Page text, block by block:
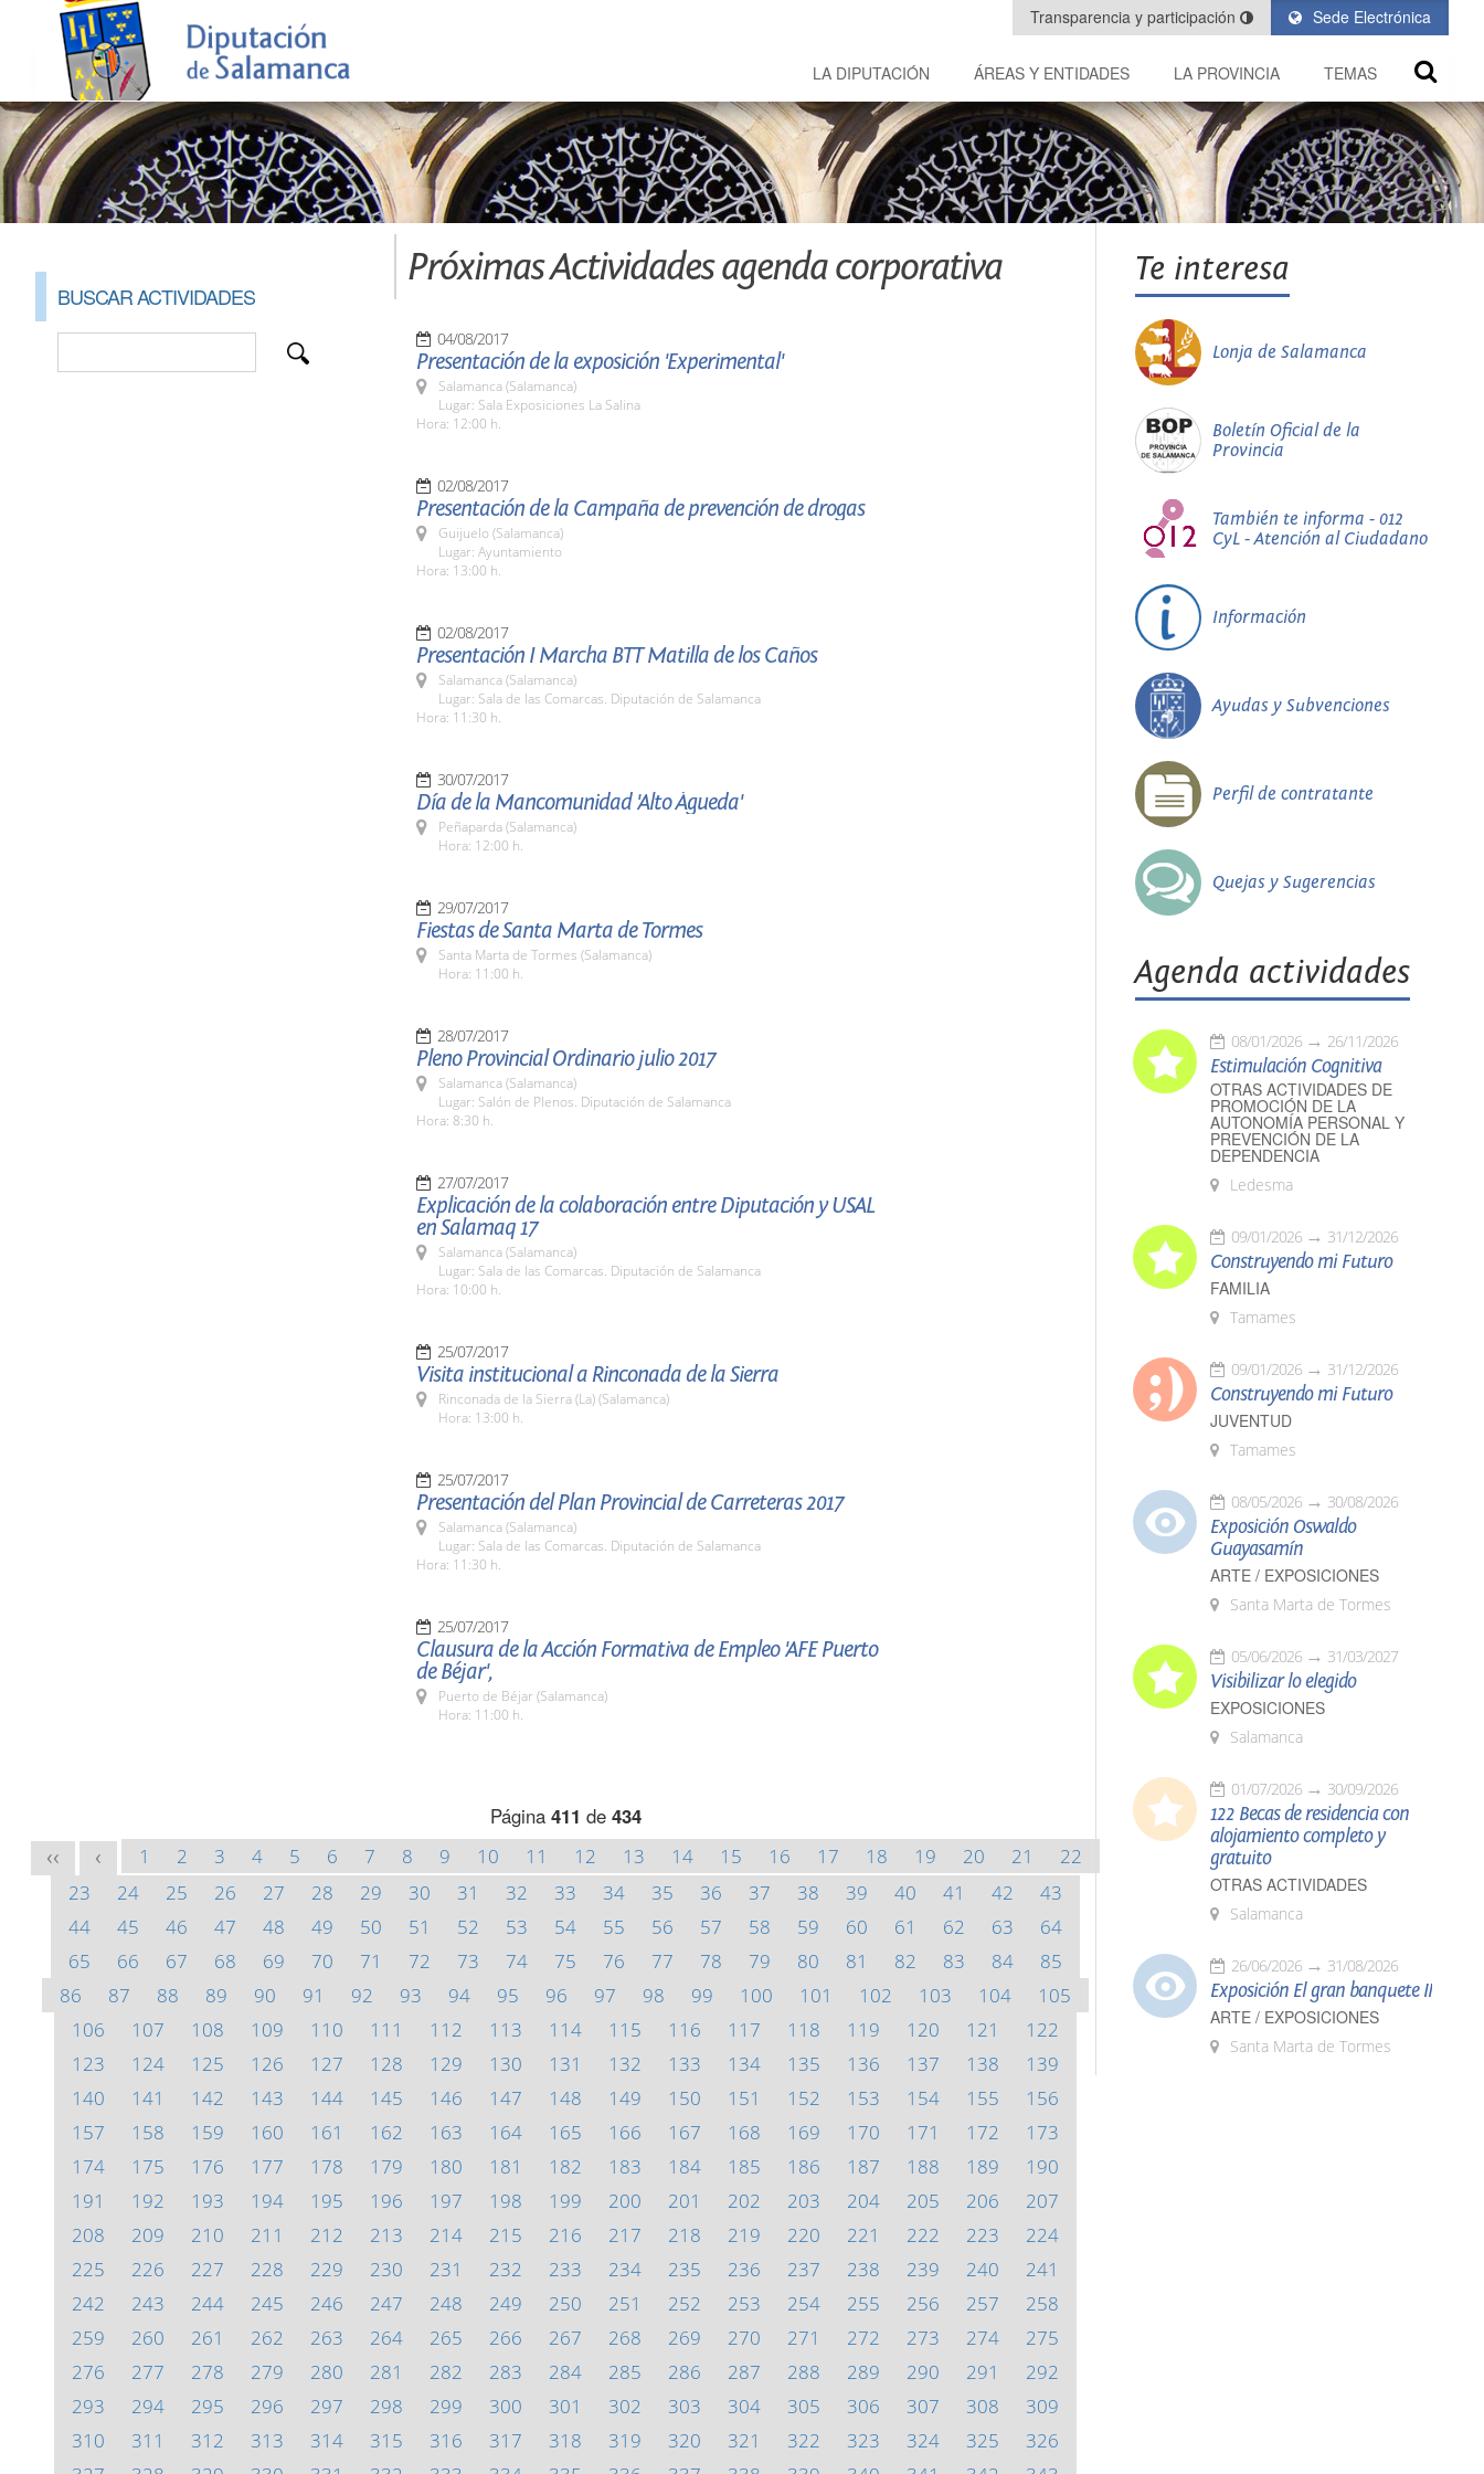
Sede Electrónica
Transparencia y participación
LA DIPUTACIÓN ÁREAS Y ENTIDADES LA PROVINCIA TEMAS
BUSCAR ACTIVIDADES
Próximas Actividades agenda corporativa
04/08/2017
Presentación de la exposición 'Experimental'
Salamanca (Salamanca)
Lugar: Sala Exposiciones La Salina
Hora: 12:00 h.
02/08/2017
Presentación de la Campaña de prevención de drogas
Guijuelo (Salamanca)
Lugar: Ayuntamiento
Hora: 13:00 h.
02/08/2017
Presentación I Marcha BTT Matilla de los Caños
Salamanca (Salamanca)
Lugar: Sala de las Comarcas. Diputación de Salamanca
Hora: 11:30 h.
30/07/2017
Día de la Mancomunidad 'Alto Águeda'
Peñaparda (Salamanca)
Hora: 12:00 h.
29/07/2017
Fiestas de Santa Marta de Tormes
Santa Marta de Tormes (Salamanca)
Hora: 11:00 h.
28/07/2017
Pleno Provincial Ordinario julio 2017
Salamanca (Salamanca)
Lugar: Salón de Plenos. Diputación de Salamanca
Hora: 8:30 h.
27/07/2017
Explicación de la colaboración entre Diputación y USAL
en Salamaq 17
Salamanca (Salamanca)
Lugar: Sala de las Comarcas. Diputación de Salamanca
Hora: 10:00 h.
25/07/2017
Visita institucional a Rinconada de la Sierra
Rinconada de la Sierra (La) (Salamanca)
Hora: 13:00 h.
25/07/2017
Presentación del Plan Provincial de Carreteras 2017
Salamanca (Salamanca)
Lugar: Sala de las Comarcas. Diputación de Salamanca
Hora: 11:30 h.
25/07/2017
Clausura de la Acción Formativa de Empleo 'AFE Puerto
de Béjar',
Puerto de Béjar (Salamanca)
Hora: 11:00 h.
Página 411 de 434
<< < 1 2 3 4 5 6 7 8 9 10 11 12 13 14 15 16 17 18 19 20 21
22
23
24 25 26 27 28 29 30 31 32 33 34 35 36 37 38 39 40 41 42
43
44
45 46 47 48 49 50 51 52 53 54 55 56 57 58 59 60 61 62 63
64
65
66 67 68 69 70 71 72 73 74 75 76 77 78 79 80 81 82 83 84
85
86
87 88 89 90 91 92 93 94 95 96 97 98 99 100 101 102 103 104
105
106
107 108 109 110 111 112 113 114 115 116 117 118 119 120 121
122
123
124 125 126 127 128 129 130 131 132 133 134 135 136 137 138
139
140
141 142 143 144 145 146 147 148 149 150 151 152 153 154 155
156
157
158 159 160 161 162 163 164 165 166 167 168 169 170 171 172
173
174
175 176 177 178 179 180 181 182 183 184 185 186 187 188 189
190
191
192 193 194 195 196 197 198 199 200 201 202 203 204 205 206
207
208
209 210 211 212 213 214 215 216 217 218 219 220 221 222 223
224
225
226 227 228 229 230 231 232 233 234 235 236 237 238 239 240
241
242
243 244 245 246 247 248 249 250 251 252 253 254 255 256 257
258
259
260 261 262 263 264 265 266 267 268 269 270 271 272 273 274
275
276
277 278 279 280 281 282 283 284 285 286 287 288 289 290 291
292
293
294 295 296 297 298 299 300 301 302 303 304 305 306 307 308
309
310
311 312 313 314 315 316 317 318 319 320 321 322 323 324 325
326
Te interesa
Lonja de Salamanca
Boletín Oficial de la
Provincia
También te informa - 012
CyL - Atención al Ciudadano
Información
Ayudas y Subvenciones
Perfil de contratante
Quejas y Sugerencias
Agenda actividades
08/01/2026 26/11/2026
Estimulación Cognitiva
OTRAS ACTIVIDADES DE
PROMOCIÓN DE LA
AUTONOMÍA PERSONAL Y
PREVENCIÓN DE LA
DEPENDENCIA
Ledesma
09/01/2026 31/12/2026
Construyendo mi Futuro
FAMILIA
Tamames
09/01/2026 31/12/2026
Construyendo mi Futuro
JUVENTUD
Tamames
08/05/2026 30/08/2026
Exposición Oswaldo
Guayasamín
ARTE / EXPOSICIONES
Santa Marta de Tormes
05/06/2026 31/03/2027
Visibilizar lo elegido
EXPOSICIONES
Salamanca
01/07/2026 30/09/2026
122 Becas de residencia con
alojamiento completo y
gratuito
OTRAS ACTIVIDADES
Salamanca
26/06/2026 31/08/2026
Exposición El gran banquete II
ARTE / EXPOSICIONES
Santa Marta de Tormes